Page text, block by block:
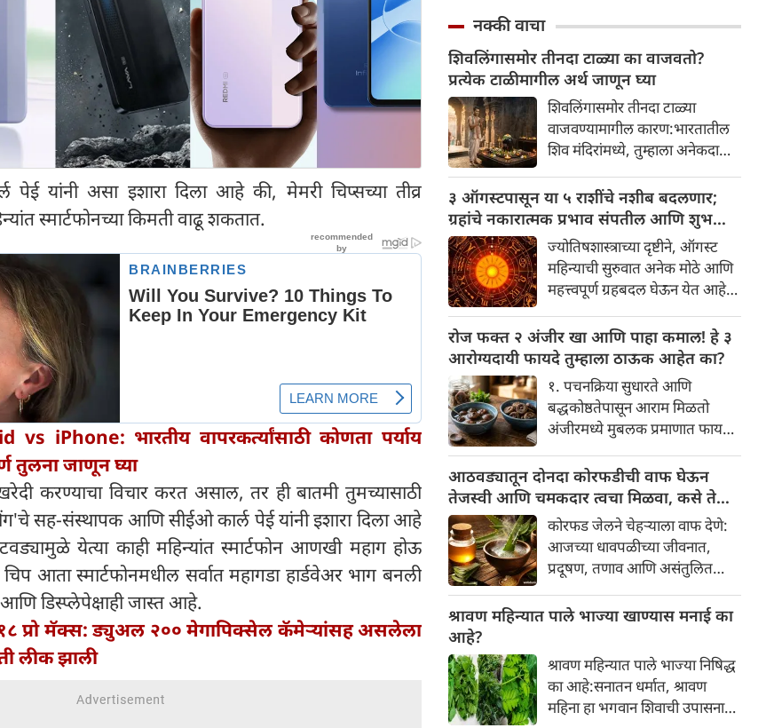
पेई यांनी असा इशारा दिला आहे की, मेमरी चिप्सच्या तीव्र
स्मार्टफोनच्या किमती वाढू शकतात.
vs iPhone: भारतीय वापरकर्त्यांसाठी कोणता पर्याय
तुलना जाणून घ्या
करण्याचा विचार करत असाल, तर ही बातमी तुमच्यासाठी
सह-संस्थापक आणि सीईओ कार्ल पेई यांनी इशारा दिला आहे
येत्या काही महिन्यांत स्मार्टफोन आणखी महाग होऊ
आता स्मार्टफोनमधील सर्वात महागडा हार्डवेअर भाग बनली
डिस्प्लेपेक्षाही जास्त आहे.
प्रो मॅक्स: ड्युअल २०० मेगापिक्सेल कॅमेऱ्यांसह असलेला
लीक झाली
नक्की वाचा
शिवलिंगासमोर तीनदा टाळ्या का वाजवतो?
प्रत्येक टाळीमागील अर्थ जाणून घ्या
शिवलिंगासमोर तीनदा टाळ्या
वाजवण्यामागील कारण:भारतातील
शिव मंदिरांमध्ये, तुम्हाला अनेकदा
वाजवताना दिसतील. ही एक सामान्य
प्रथा आहे, पण तुम्ही कधी विचार
केला आहे का की यामागे काय रहस्य
आहे आणि प्रत्येक टाळीचा अर्थ काय
आहे? हा केवळ एक विधी नाही, तर
यामागे खोलवर रुजलेल्या पौराणिक
श्रद्धा, आध्यात्मिक अर्थ आणि काही
वैज्ञानिक तर्कदेखील आहेत. चला, या
अनोख्या परंपरेमागील अर्थ
सविस्तरपणे समजून घेऊया.
३ ऑगस्टपासून या ५ राशींचे नशीब बदलणार;
ग्रहांचे नकारात्मक प्रभाव संपतील आणि शुभ
दिवसांची सुरुवात होईलज्योतिषशास्त्राच्या दृष्टीने, ऑगस्ट
महिन्याची सुरुवात अनेक मोठे आणि
महत्त्वपूर्ण ग्रहबदल घेऊन येत आहे.
हालचाल अनेक राशींच्या जीवनात
सकारात्मक बदल घडवून आणणार
आहे. विशेषतः ३ ऑगस्ट रोजी एक
अत्यंत दुर्मिळ आणि फलदायी
ग्रहस्थिती (संयोग) तयार होत आहे.
या दिवशी तयार होणारे शुभ योग,
ग्रहांची स्थिती आणि या गोचरमुळे
ज्यांचे नशीब उजळणार आहे अशा
भाग्यवान राशींबद्दल आपण जाणून
घेऊया!
रोज फक्त २ अंजीर खा आणि पाहा कमाल! हे ३
आरोग्यदायी फायदे तुम्हाला ठाऊक आहेत का?
१. पचनक्रिया सुधारते आणि
बद्धकोष्ठतेपासून आराम मिळतो
अंजीरमध्ये मुबलक प्रमाणात फायबर
बद्धकोष्ठता, गॅस किंवा अपचनाचा
त्रास होत असेल, तर अंजीर
तुमच्यासाठी वरदान ठरू शकते. हे
आतड्यांची स्वच्छता ठेवण्यास मदत
करते. पचनसंस्था मजबूत करून पोट
साफ होण्यास मदत करते.
आठवड्यातून दोनदा कोरफडीची वाफ घेऊन
तेजस्वी आणि चमकदार त्वचा मिळवा, कसे ते
जाणून घ्या
कोरफड जेलने चेहऱ्याला वाफ देणे:
आजच्या धावपळीच्या जीवनात,
प्रदूषण, तणाव आणि असंतुलित
नकारात्मक परिणाम होऊ शकतो.
होते, ज्यामुळे निस्तेजपणा, मुरुमे
आणि ब्लॅकहेड्स यांसारख्या समस्या
निर्माण होतात.
श्रावण महिन्यात पाले भाज्या खाण्यास मनाई का
आहे?
श्रावण महिन्यात पाले भाज्या निषिद्ध
का आहे:सनातन धर्मात, श्रावण
महिना हा भगवान शिवाची उपासना